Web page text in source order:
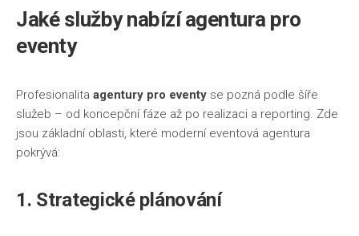
Jaké služby nabízíagentura pro
eventy
Profesionalita agentury pro eventy se pozná podle šíře
služeb – od koncepční fáze až po realizaci a reporting. Zde
jsou základní oblasti, které moderní eventová agentura
pokrývá:
1. Strategické plánování